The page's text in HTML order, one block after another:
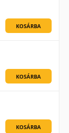
KOSÁRBA
KOSÁRBA
KOSÁRBA